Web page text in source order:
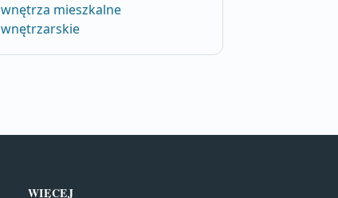
wnętrza mieszkalne
wnętrzarskie
WIĘCEJ